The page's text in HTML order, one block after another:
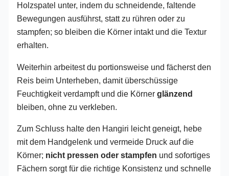
Holzspatel unter, indem du schneidende, faltende
Bewegungen ausführst, statt zu rühren oder zu
stampfen; so bleiben die Körner intakt und die Textur
erhalten.
Weiterhin arbeitest du portionsweise und fächerst den
Reis beim Unterheben, damit überschüssige
Feuchtigkeit verdampft und die Körnerglänzend
bleiben, ohne zu verkleben.
Zum Schluss halte den Hangiri leicht geneigt, hebe
mit dem Handgelenk und vermeide Druck auf die
Körner; nicht pressen oder stampfen und sofortiges
Fächern sorgt für die richtige Konsistenz und schnelle